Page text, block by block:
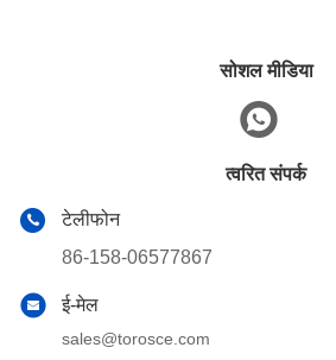
सोशल मीडिया
त्वरित संपर्क
टेलीफोन
86-158-06577867
ई-मेल
sales@torosce.com